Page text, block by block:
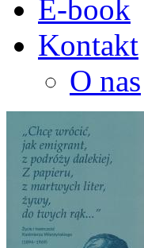
E-book
Kontakt
O nas